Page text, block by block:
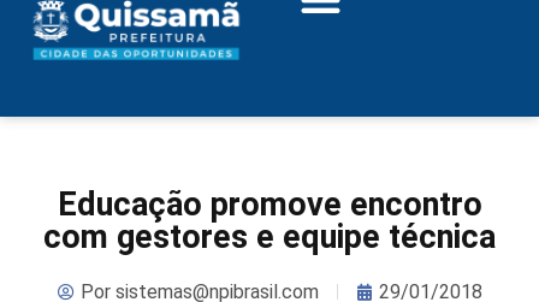
Educação promove encontro
com gestores e equipe técnica
Porsistemas@npibrasil.com 29/01/2018